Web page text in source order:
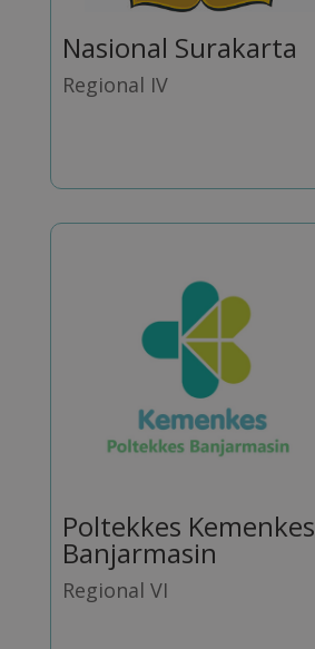
Nasional Surakarta
Regional IV
Poltekkes
Banjarmasin
Regional VI